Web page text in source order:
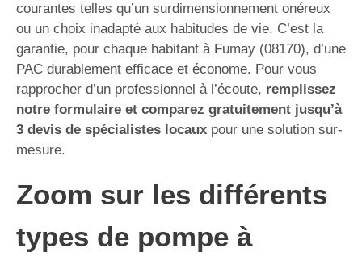
courantes telles qu’un surdimensionnement onéreux
ou un choix inadapté aux habitudes de vie. C’est la
garantie, pour chaque habitant à Fumay (08170), d’une
PAC durablement efficace et économe. Pour vous
rapprocher d’un professionnel à l’écoute, remplissez
notre formulaire et comparez gratuitement jusqu’à
3 devis de spécialistes locaux pour une solution sur-
mesure.
Zoom sur les différents
types de pompe à